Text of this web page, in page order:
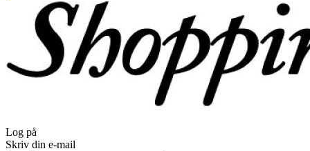
Log på
Skriv din e-mail